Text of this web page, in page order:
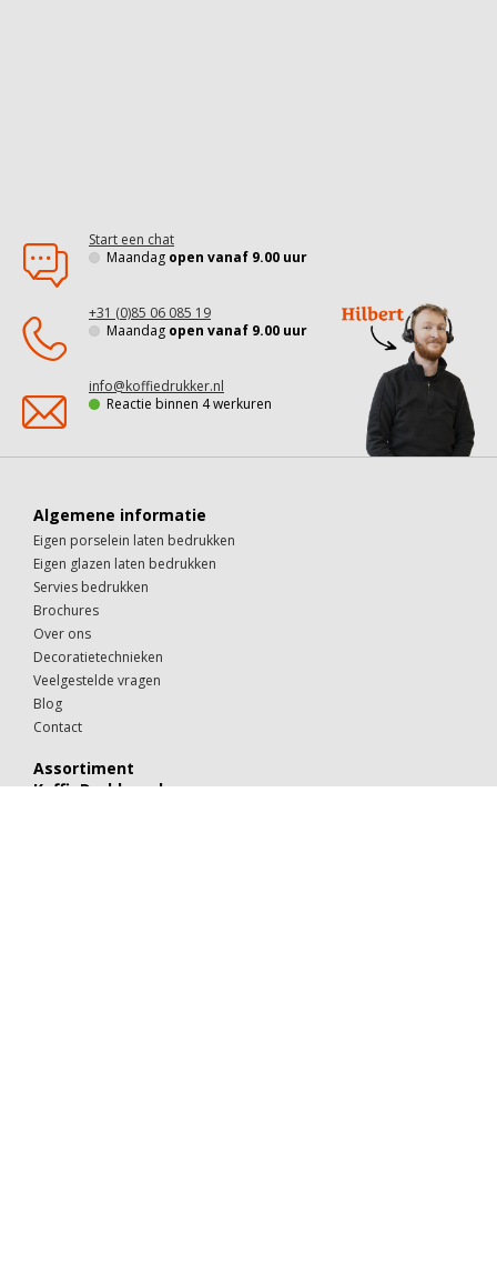
Start een chat
Maandag open vanaf 9.00 uur
+31 (0)85 06 085 19
Maandag open vanaf 9.00 uur
info@koffiedrukker.nl
Reactie binnen 4 werkuren
Algemene informatie
Eigen porselein laten bedrukken
Eigen glazen laten bedrukken
Servies bedrukken
Brochures
Over ons
Decoratietechnieken
Veelgestelde vragen
Blog
Contact
Assortiment
KoffieDrukker.nl